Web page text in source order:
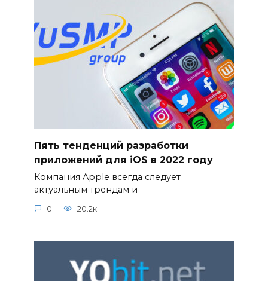
Пять тенденций разработки
приложений для iOS в 2022 году
Компания Apple всегда следует
актуальным трендам и
0 20.2к.